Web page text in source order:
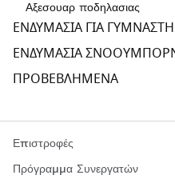
Αξεσουαρ ποδηλασιας
ΕΝΔΥΜΑΣΊΑ ΓΙΑ
ΕΝΔΥΜΑΣΊΑ
ΠΡΟΒΕΒΛΗΜΈΝΑ
Επιστροφές
Πρόγραμμα Συνεργατών